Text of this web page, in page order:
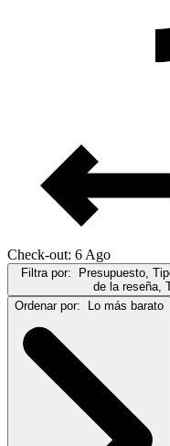
Check-out: 6 Ago
Filtra por: Presupuesto,
de la reseña,
Ordenar por: Lo más barato